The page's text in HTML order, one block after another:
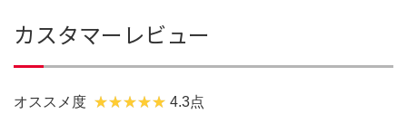
カスタマーレビュー
オススメ度 4.3点